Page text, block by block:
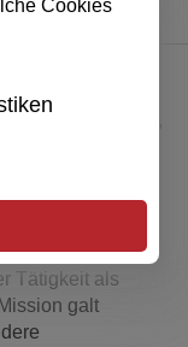
in die Prägung,
Lebenswerk
Barth
Tätigkeit als
galt
Cookies